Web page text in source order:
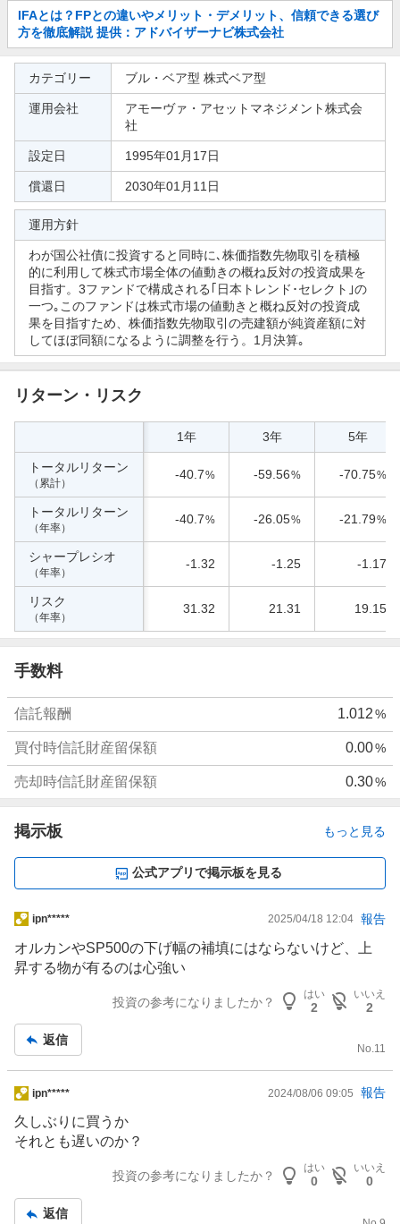
お
知
ら
せ
IFAとは？FPとの違いやメリット・デメリット、信頼できる選び
方を徹底解説 提供：アドバイザーナビ株式会社
考
カテゴリー ブル・ベア型 株式ベア型
運用会社
アモーヴァ・アセットマネジメント株式会
社
設定日 1995年01月17日
償還日 2030年01月11日
運用方針
わが国公社債に投資すると同時に､株価指数先物取引を積極
的に利用して株式市場全体の値動きの概ね反対の投資成果を
目指す。3ファンドで構成される｢日本トレンド･セレクト｣の
一つ｡このファンドは株式市場の値動きと概ね反対の投資成
果を目指すため、株価指数先物取引の売建額が純資産額に対
してほぼ同額になるように調整を行う。1月決算｡
リターン・リスク
1年 3年 5年
トータルリターン
（累計）
-40.7% -59.56% -70.75%
トータルリターン
（年率）
-40.7% -26.05% -21.79%
シャープレシオ
（年率）
-1.32 -1.25 -1.17
リスク
（年率）
31.32 21.31 19.15
手数料
信託報酬 1.012%
買付時信託財産留保額 0.00%
売却時信託財産留保額 0.30%
掲示板 もっと見る
公式アプリで掲示板を見る
掲
示
板
記
ipn***** 2025/04/18 12:04 報告
オルカンやSP500の下げ幅の補填にはならないけど、上
昇する物が有るのは心強い
投資の参考になりましたか？
はい
2
いいえ
2
返信
No.11
掲
示
板
記
ipn***** 2024/08/06 09:05 報告
久しぶりに買うか
それとも遅いのか？
投資の参考になりましたか？
はい
0
いいえ
0
返信